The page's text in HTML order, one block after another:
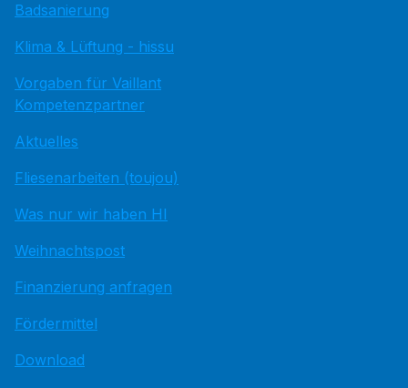
Badsanierung
Klima & Lüftung - hissu
Vorgaben für Vaillant
Kompetenzpartner
Aktuelles
Fliesenarbeiten (toujou)
Was nur wir haben HI
Weihnachtspost
Finanzierung anfragen
Fördermittel
Download